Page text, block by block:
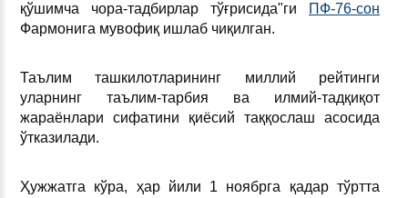
қўшимча чора-тадбирлар тўғрисида"ги
ПФ-76-сон
Фармонига мувофиқ ишлаб чиқилган.
Таълим ташкилотларининг миллий рейтинги
уларнинг таълим-тарбия ва илмий-тадқиқот
жараёнлари сифатини қиёсий таққослаш асосида
ўтказилади.
Ҳужжатга кўра, ҳар йили 1 ноябрга қадар тўртта